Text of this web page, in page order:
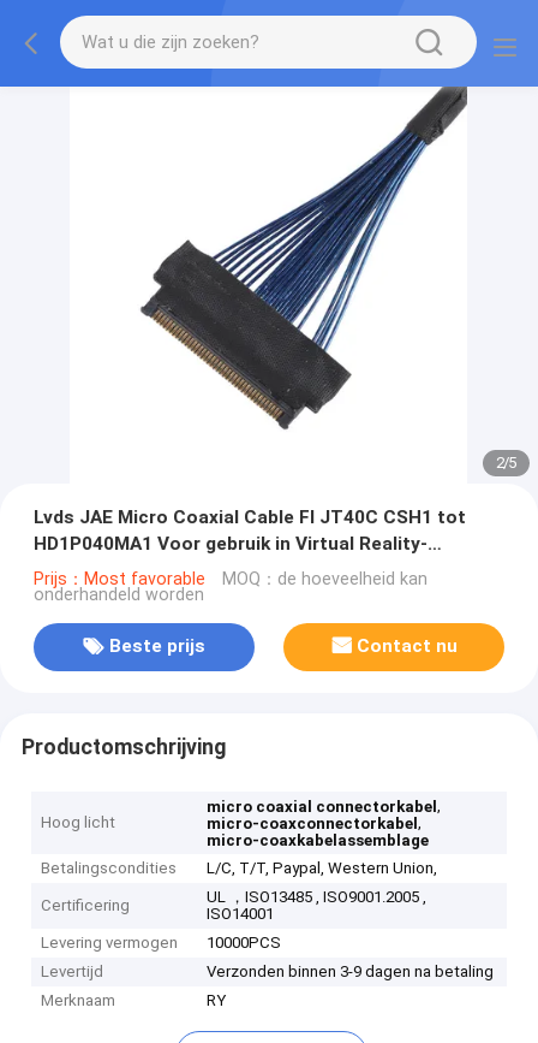
2/5
Lvds JAE Micro Coaxial Cable FI JT40C CSH1 tot
HD1P040MA1 Voor gebruik in Virtual Reality-
apparaten
Prijs：Most favorable MOQ：de hoeveelheid kan
onderhandeld worden
Beste prijs Contact nu
Productomschrijving
Hoog licht
micro coaxial connectorkabel,
micro-coaxconnectorkabel,
micro-coaxkabelassemblage
Betalingscondities
L/C, T/T, Paypal, Western Union,
Certificering
UL ，ISO13485 , ISO9001.2005 ,
ISO14001
Levering vermogen
10000PCS
Levertijd
Verzonden binnen 3-9 dagen na betaling
Merknaam
RY